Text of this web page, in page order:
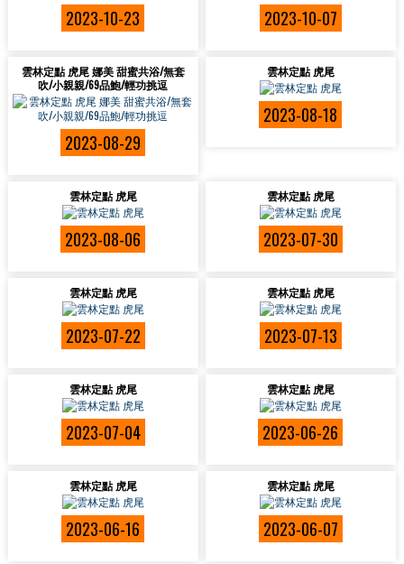
2023-10-23 2023-10-07
雲林定點 虎尾 娜美 甜蜜共浴/無套
吹/小親親/69品鮑/輕功挑逗
2023-08-29
雲林定點 虎尾
2023-08-18
雲林定點 虎尾
2023-08-06
雲林定點 虎尾
2023-07-30
雲林定點 虎尾
2023-07-22
雲林定點 虎尾
2023-07-13
雲林定點 虎尾
2023-07-04
雲林定點 虎尾
2023-06-26
雲林定點 虎尾
2023-06-16
雲林定點 虎尾
2023-06-07